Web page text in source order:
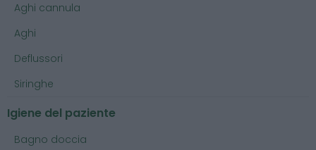
Aghi cannula
Aghi
Deflussori
Siringhe
Igiene del paziente
Bagno doccia